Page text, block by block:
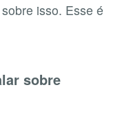
isso. Esse é
sobre